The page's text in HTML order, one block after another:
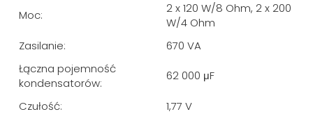
Moc:
2 x 120 W/8 Ohm, 2 x 200
W/4 Ohm
Zasilanie:
670 VA
Łączna pojemność
kondensatorów:
62 000 μF
Czułość:
1,77 V